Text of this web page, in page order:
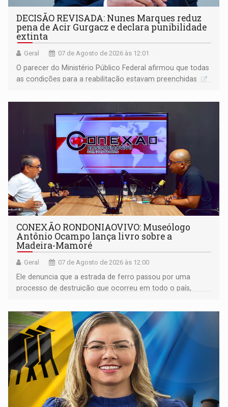
DECISÃO REVISADA: Nunes Marques reduz
pena de Acir Gurgacz e declara punibilidade
extinta
Geral 07 de Agosto de 2026 às 12:01
O parecer do Ministério Público Federal afirmou que todas
as condições para a reabilitação estavam preenchidas
CONEXÃO RONDONIAOVIVO: Museólogo
Antônio Ocampo lança livro sobre a
Madeira-Mamoré
Geral 07 de Agosto de 2026 às 12:00
Ele denuncia que a estrada de ferro passou por uma
processo de destruição que ocorreu em todo o país,